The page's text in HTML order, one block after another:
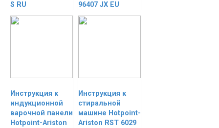
S RU
96407 JX EU
Инструкция к
индукционной
варочной панели
Hotpoint-Ariston
Инструкция к
стиральной
машине Hotpoint-
Ariston RST 6029